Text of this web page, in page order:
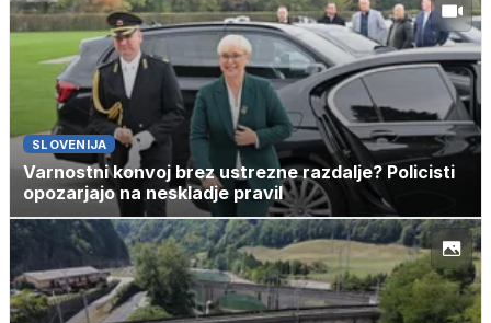
SLOVENIJA
Varnostni konvoj brez ustrezne razdalje? Policisti
opozarjajo na neskladje pravil